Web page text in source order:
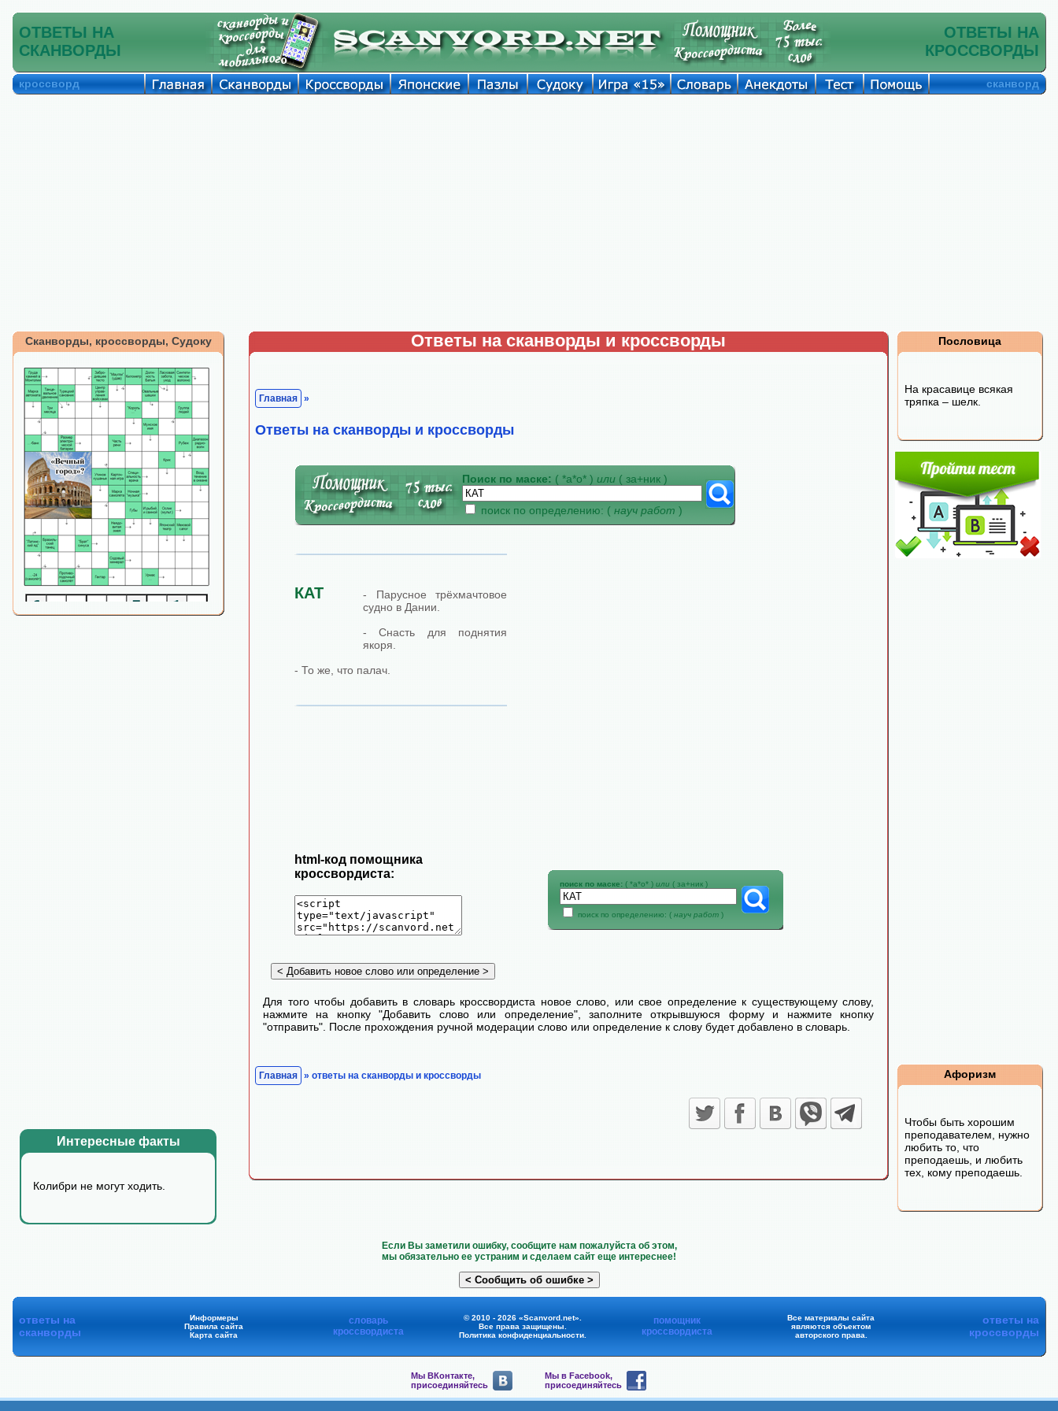
ОТВЕТЫ НА
СКАНВОРДЫ
ОТВЕТЫ НА
КРОССВОРДЫ
кроссворд сканворд
Сканворды, кроссворды, Судоку
Интересные факты
Колибpи не могyт ходить.
Ответы на сканворды и кроссворды
Главная »
Ответы на сканворды и кроссворды
Поиск по маске: ( *а*о* ) или ( за+ник )
поиск по определению: ( науч работ )
КАТ
- Парусное трёхмачтовое
судно в Дании.
- Снасть для поднятия
якоря.
- То же, что палач.
html-код помощника
кроссвордиста:
поиск по маске: ( *а*о* ) или ( за+ник )
поиск по определению: ( науч работ )
Для того чтобы добавить в словарь кроссвордиста новое слово, или свое определение к существующему слову,
нажмите на кнопку "Добавить слово или определение", заполните открывшуюся форму и нажмите кнопку
"отправить". После прохождения ручной модерации слово или определение к слову будет добавлено в словарь.
Главная » ответы на сканворды и кроссворды
Пословица
На красавице всякая
тряпка – шелк.
Афоризм
Чтобы быть хорошим
преподавателем, нужно
любить то, что
преподаешь, и любить
тех, кому преподаешь.
Если Вы заметили ошибку, сообщите нам пожалуйста об этом,
мы обязательно ее устраним и сделаем сайт еще интереснее!
ответы на
сканворды
Информеры
Правила сайта
Карта сайта
словарь
кроссвордиста
© 2010 - 2026 «Scanvord.net».
Все права защищены.
Политика конфиденциальности.
помощник
кроссвордиста
Все материалы сайта
являются объектом
авторского права.
ответы на
кроссворды
Мы ВКонтакте,
присоединяйтесь
Мы в Facebook,
присоединяйтесь